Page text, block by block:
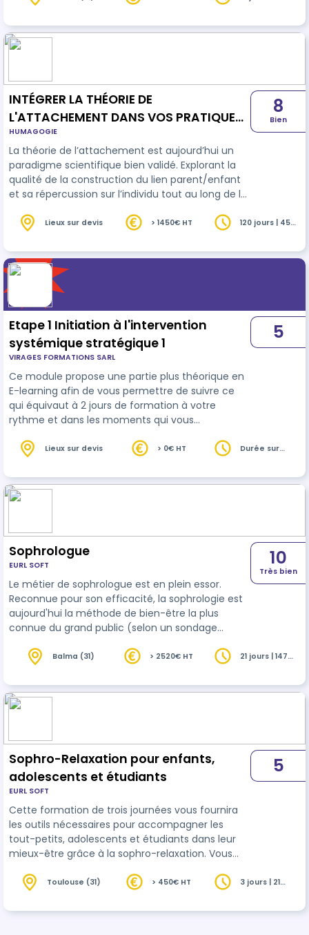
émotions. La méthode Soft, l’art de la relaxation®
(déposée à l’INPI), combine les apports de la
INTÉGRER LA THÉORIE DE
L'ATTACHEMENT DANS VOS PRATIQUES
CLINIQUES
HUMAGOGIE
La théorie de l’attachement est aujourd’hui un
paradigme scientifique bien validé. Explorant la
qualité de la construction du lien parent/enfant
et sa répercussion sur l’individu tout au long de la
incontournable. S’il existe plusieurs
informées, il est pourtant parfois difficile de s’y
retrouver et encore plus rare de trouver des
formations qui dépassent la simple présentation
théorique des patterns d’attachement …
8
Bien
Lieux sur devis > 1450€ HT
120 jours | 45
Etape 1 Initiation à l'intervention
systémique stratégique 1
VIRAGES FORMATIONS SARL
Ce module propose une partie plus théorique en
E-learning afin de vous permettre de suivre ce
qui équivaut à 2 jours de formation à votre
rythme et dans les moments qui vous
trouver le moment qui lui convient le mieux pour
modèle théorique que nous proposons. Les deux
jours suivants sont proposés en présentiel afin
5
Lieux sur devis > 0€ HT
Durée sur
Sophrologue
EURL SOFT
Le métier de sophrologue est en plein essor.
Reconnue pour son efficacité, la sophrologie est
aujourd'hui la méthode de bien-être la plus
connue du grand public (selon un sondage
servant de référence). Cette discipline, qui allie
visualisations, permet de développer une
meilleure connaissance de soi et d'améliorer son
; elle…
10
Très bien
Balma (31) > 2520€ HT
21 jours | 147
Sophro-Relaxation pour enfants,
adolescents et étudiants
EURL SOFT
Cette formation de trois journées vous fournira
les outils nécessaires pour accompagner les
tout-petits, adolescents et étudiants dans leur
mieux-être grâce à la sophro-relaxation. Vous
adaptées à chaque âge, favorisant une meilleure
Le programme inclut des techniques spécifiques
5
Toulouse (31) > 450€ HT
3 jours | 21